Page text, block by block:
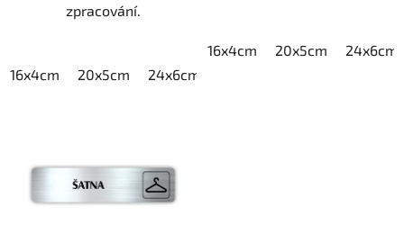
zpracování.
16x4cm 20x5cm 24x6cm
16x4cm 20x5cm 24x6cm